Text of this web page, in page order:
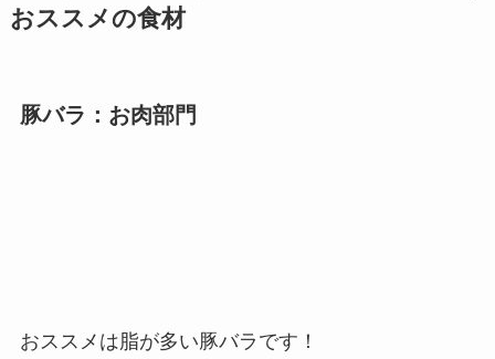
おススメの食材
豚バラ：お肉部門
おススメは脂が多い豚バラです！